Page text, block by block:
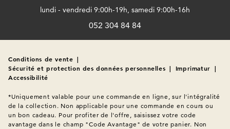
lundi - vendredi 9:00h-19h, samedi 9:00h-16h
052 304 84 84
Conditions de vente |
Sécurité et protection des données personnelles | Imprimatur |
Accessibilité
*Uniquement valable pour une commande en ligne, sur l'intégralité
de la collection. Non applicable pour une commande en cours ou
un bon cadeau. Pour profiter de l'offre, saisissez votre code
avantage dans le champ "Code Avantage" de votre panier. Non